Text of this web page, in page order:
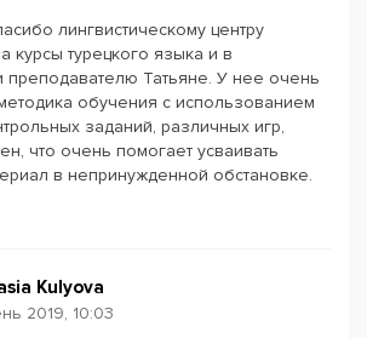
лингвистическому центру
курсы турецкого языка и в
преподавателю Татьяне. У нее очень
обучения с использованием
заданий, различных игр,
что очень помогает усваивать
в непринужденной обстановке.
Kulyova
2019, 10:03